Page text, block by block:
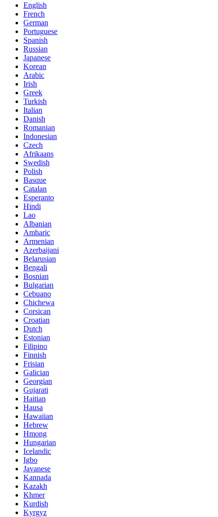
English
French
German
Portuguese
Spanish
Russian
Japanese
Korean
Arabic
Irish
Greek
Turkish
Italian
Danish
Romanian
Indonesian
Czech
Afrikaans
Swedish
Polish
Basque
Catalan
Esperanto
Hindi
Lao
Albanian
Amharic
Armenian
Azerbaijani
Belarusian
Bengali
Bosnian
Bulgarian
Cebuano
Chichewa
Corsican
Croatian
Dutch
Estonian
Filipino
Finnish
Frisian
Galician
Georgian
Gujarati
Haitian
Hausa
Hawaiian
Hebrew
Hmong
Hungarian
Icelandic
Igbo
Javanese
Kannada
Kazakh
Khmer
Kurdish
Kyrgyz